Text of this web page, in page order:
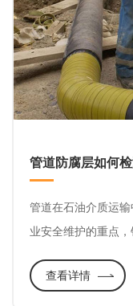
管道防腐层如何
管道在石油介质运
业安全维护的重点
道可以安全运输。那
查看详情